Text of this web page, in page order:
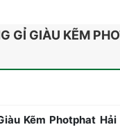
GỈ GIÀU KẼM
Kẽm Photphat Hải